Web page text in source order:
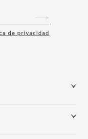
de privacidad